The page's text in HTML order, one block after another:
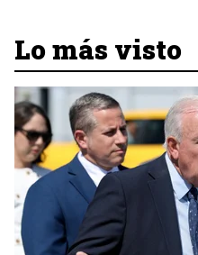
Lo más visto